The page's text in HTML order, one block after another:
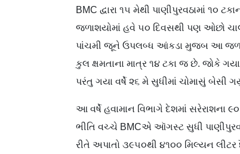
BMC દ્વારા ૧૫ મેથી પાણીપુરવઠામાં ૧૦
જળાશયોમાં હવે ૫૦ દિવસથી પણ ઓછો
પાંચમી જૂને ઉપલબ્ધ આંકડા મુજબ આ
કુલ ક્ષમતાના માત્ર ૧૪ ટકા જ છે. જોકે
પરંતુ ગયા વર્ષે ૨૬ મે સુધીમાં ચોમાસું બેસી
આ વર્ષે હવામાન વિભાગે દેશમાં સરેરાશના
ભીતિ વચ્ચે BMCએ ઑગસ્ટ સુધી
રીતે અપાતો ૩૯૫૦થી ૪૧૦૦ મિલ્યન લીટર